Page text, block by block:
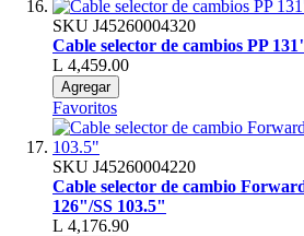
SKU J45260004320
Cable selector de cambios PP
L 4,459.00
Agregar
Favoritos
SKU J45260004220
Cable selector de cambio
126"/SS 103.5"
L 4,176.90